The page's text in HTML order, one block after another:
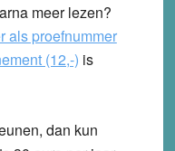
meer lezen?
als proefnummer
(12,-) is
dan kun